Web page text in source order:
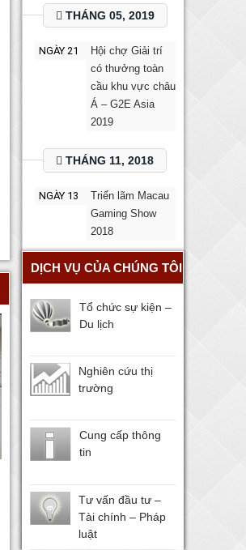
THÁNG 05, 2019
NGÀY 21
Hội chợ Giải trí
có thưởng toàn
cầu khu vực châu
Á – G2E Asia
2019
THÁNG 11, 2018
NGÀY 13
Triển lãm Macau
Gaming Show
2018
DỊCH VỤ CỦA CHÚNG TÔI
Tổ chức sự kiện –
Du lịch
Nghiên cứu thị
trường
Cung cấp thông
tin
Tư vấn đầu tư –
Tài chính – Pháp
luật